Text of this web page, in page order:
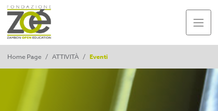
Home Page / ATTIVITÀ / Eventi